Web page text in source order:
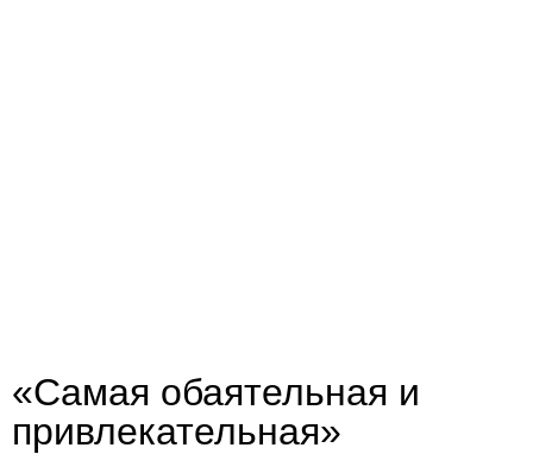
«Самая обаятельная и
привлекательная»